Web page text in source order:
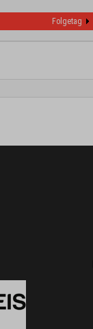
Folgetag